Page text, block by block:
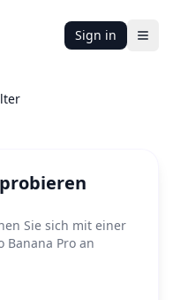
Sign in
Sie sich mit einer
Banana Pro an